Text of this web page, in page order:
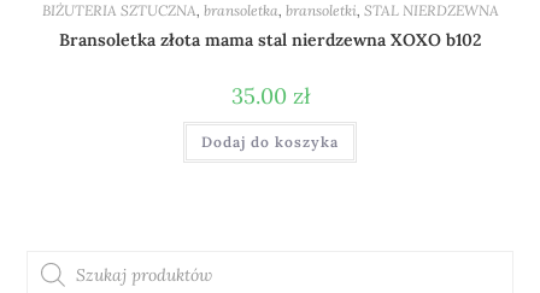
BIŻUTERIA SZTUCZNA, bransoletka, bransoletki, STAL NIERDZEWNA
Bransoletka złota mama stal nierdzewna XOXO b102
35.00 zł
Dodaj do koszyka